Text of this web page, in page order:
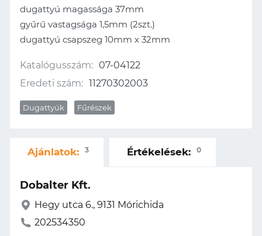
dugattyú magassága 37mm
gyűrű vastagsága 1,5mm (2szt.)
dugattyú csapszeg 10mm x 32mm
Katalógusszám: 07-04122
Eredeti szám: 11270302003
Dugattyúk Fűrészek
Ajánlatok: 3 Értékelések: 0
Dobalter Kft.
Hegy utca 6., 9131 Mórichida
202534350